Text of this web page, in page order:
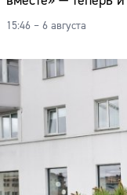
15:46 – 6 августа